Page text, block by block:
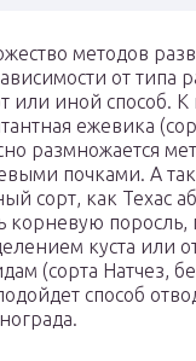
методов
от типа
или иной способ.
ежевика
размножается
почками. А
сорт, как Техас
корневую поросль,
куста или
(сорта Натчез,
способ